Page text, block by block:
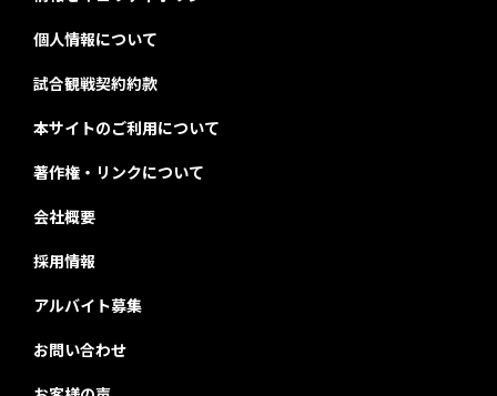
個人情報について
試合観戦契約約款
本サイトのご利用について
著作権・リンクについて
会社概要
採用情報
アルバイト募集
お問い合わせ